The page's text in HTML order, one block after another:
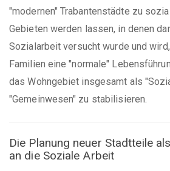
"modernen" Trabantenstädte zu
Gebieten werden lassen, in denen
Sozialarbeit versucht wurde und
Familien eine "normale"
das Wohngebiet insgesamt als
"Gemeinwesen" zu stabilisieren.
Die Planung neuer Stadtteile
an die Soziale Arbeit